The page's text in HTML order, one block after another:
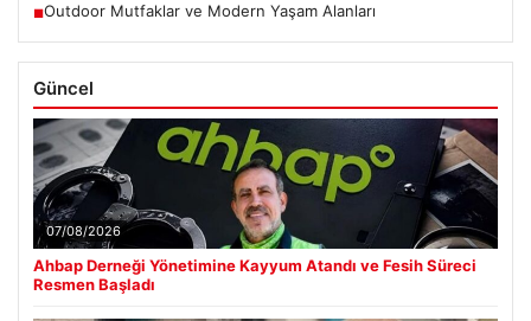
■Outdoor Mutfaklar ve Modern Yaşam Alanları
Güncel
07/08/2026
Ahbap Derneği Yönetimine Kayyum Atandı ve Fesih Süreci
Resmen Başladı